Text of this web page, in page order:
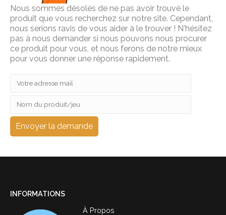
Nous sommes désolés de ne pas avoir trouvé le
produit que vous recherchez sur notre site. Cependant,
nous serions ravis de vous aider à le trouver ! N'hésitez
pas à nous demander si nous pouvons nous procurer
ce produit pour vous, et nous ferons de notre mieux
pour vous donner une réponse rapidement.
INFORMATIONS
À Propos